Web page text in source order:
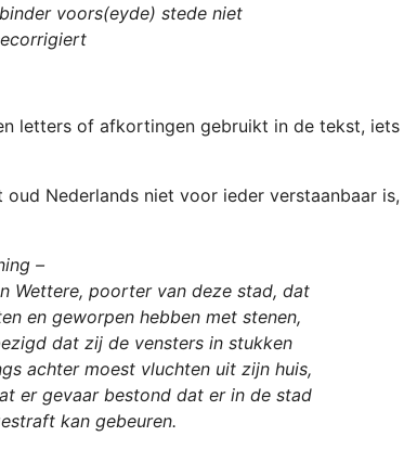
voors(eyde) stede niet
letters of afkortingen gebruikt in de tekst,
Nederlands niet voor ieder verstaanbaar is,
–
Wettere, poorter van deze stad, dat
en geworpen hebben met stenen,
dat zij de vensters in stukken
achter moest vluchten uit zijn huis,
er gevaar bestond dat er in de stad
kan gebeuren.